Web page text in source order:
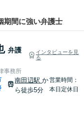
期間に強い弁護士
弁護
インタビューを見
る
事務所
南田辺駅か
ら徒歩5分
営業時間：
本日定休日